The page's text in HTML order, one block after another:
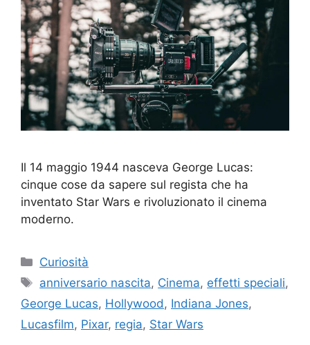
Il 14 maggio 1944 nasceva George Lucas:
cinque cose da sapere sul regista che ha
inventato Star Wars e rivoluzionato il cinema
moderno.
Categorie
Curiosità
Tag
anniversario nascita, Cinema, effetti speciali,
George Lucas, Hollywood , Indiana Jones,
Lucasfilm, Pixar, regia, Star Wars